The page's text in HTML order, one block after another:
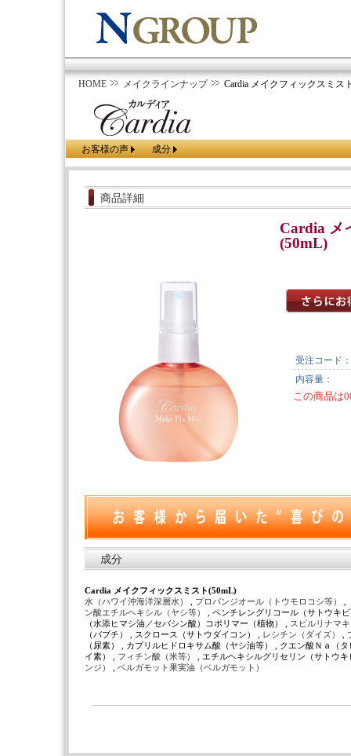
HOME メイクラインナップ Cardia メイクフィックスミス
お客様の声 成分
商品詳細
Cardia メ
(50mL)
受注コード：
内容量：
この商品は
成分
Cardia メイクフィックスミスト(50mL)
水（ハワイ沖海洋深層水）
プロパンジオール（トウモロコシ等）
ン酸エチルヘキシル（ヤシ等）
, ペンチレングリコール（サトウキ
（水添ヒマシ油／セバシン酸）コポリマー（植物） ,
スピルリナマ
（バブチ） , スクロース（サトウダイコン） ,
レシチン（ダイズ）
（尿素） , カプリルヒドロキサム酸（ヤシ油等） , クエン酸Ｎａ（
イ素） ,
フィチン酸（米等）
, エチルヘキシルグリセリン（サトウ
ンジ）
ベルガモット果実油（ベルガモット）